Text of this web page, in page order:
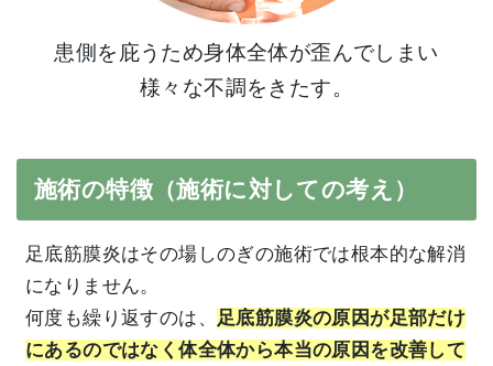
患側を庇うため身体全体が歪んでしまい
様々な不調をきたす。
施術の特徴（施術に対しての考え）
足底筋膜炎はその場しのぎの施術では根本的な解消
になりません。
何度も繰り返すのは、
足底筋膜炎の原因が足部だけ
にあるのではなく体全体から本当の原因を改善して